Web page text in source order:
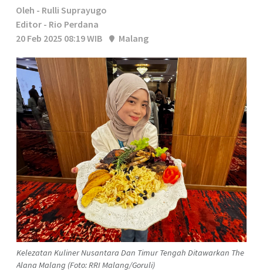
Oleh - Rulli Suprayugo
Editor - Rio Perdana
20 Feb 2025 08:19 WIB
Malang
Kelezatan Kuliner Nusantara Dan Timur Tengah Ditawarkan The
Alana Malang (Foto: RRI Malang/Goruli)